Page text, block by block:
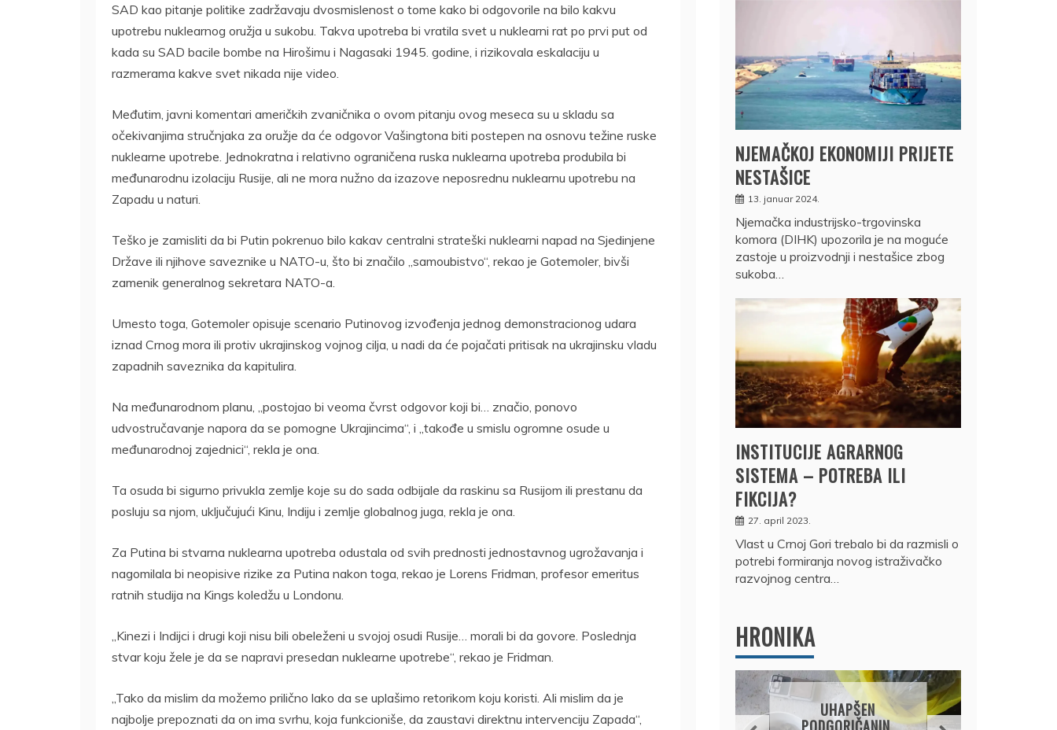
SAD kao pitanje politike zadržavaju dvosmislenost o tome kako bi odgovorile na bilo kakvu
upotrebu nuklearnog oružja u sukobu. Takva upotreba bi vratila svet u nuklearni rat po prvi put od
kada su SAD bacile bombe na Hirošimu i Nagasaki 1945. godine, i rizikovala eskalaciju u
razmerama kakve svet nikada nije video.
Međutim, javni komentari američkih zvaničnika o ovom pitanju ovog meseca su u skladu sa
očekivanjima stručnjaka za oružje da će odgovor Vašingtona biti postepen na osnovu težine ruske
nuklearne upotrebe. Jednokratna i relativno ograničena ruska nuklearna upotreba produbila bi
međunarodnu izolaciju Rusije, ali ne mora nužno da izazove neposrednu nuklearnu upotrebu na
Zapadu u naturi.
Teško je zamisliti da bi Putin pokrenuo bilo kakav centralni strateški nuklearni napad na Sjedinjene
Države ili njihove saveznike u NATO-u, što bi značilo „samoubistvo“, rekao je Gotemoler, bivši
zamenik generalnog sekretara NATO-a.
Umesto toga, Gotemoler opisuje scenario Putinovog izvođenja jednog demonstracionog udara
iznad Crnog mora ili protiv ukrajinskog vojnog cilja, u nadi da će pojačati pritisak na ukrajinsku vladu
zapadnih saveznika da kapitulira.
Na međunarodnom planu, „postojao bi veoma čvrst odgovor koji bi… značio, ponovo
udvostručavanje napora da se pomogne Ukrajincima“, i „takođe u smislu ogromne osude u
međunarodnoj zajednici“, rekla je ona.
Ta osuda bi sigurno privukla zemlje koje su do sada odbijale da raskinu sa Rusijom ili prestanu da
posluju sa njom, uključujući Kinu, Indiju i zemlje globalnog juga, rekla je ona.
Za Putina bi stvarna nuklearna upotreba odustala od svih prednosti jednostavnog ugrožavanja i
nagomilala bi neopisive rizike za Putina nakon toga, rekao je Lorens Fridman, profesor emeritus
ratnih studija na Kings koledžu u Londonu.
„Kinezi i Indijci i drugi koji nisu bili obeleženi u svojoj osudi Rusije… morali bi da govore. Poslednja
stvar koju žele je da se napravi presedan nuklearne upotrebe“, rekao je Fridman.
„Tako da mislim da možemo prilično lako da se uplašimo retorikom koju koristi. Ali mislim da je
najbolje prepoznati da on ima svrhu, koja funkcioniše, da zaustavi direktnu intervenciju Zapada“,
NJEMAČKOJ EKONOMIJI PRIJETE
NESTAŠICE
13. januar 2024.
Njemačka industrijsko-trgovinska
komora (DIHK) upozorila je na moguće
zastoje u proizvodnji i nestašice zbog
sukoba…
INSTITUCIJE AGRARNOG
SISTEMA – POTREBA ILI
FIKCIJA?
27. april 2023.
Vlast u Crnoj Gori trebalo bi da razmisli o
potrebi formiranja novog istraživačko
razvojnog centra…
HRONIKA
RUSIJE
OSUMNJIČEN DA
UŽAS U SOKOCU:
ŽENA IZBOLA
UHAPŠEN